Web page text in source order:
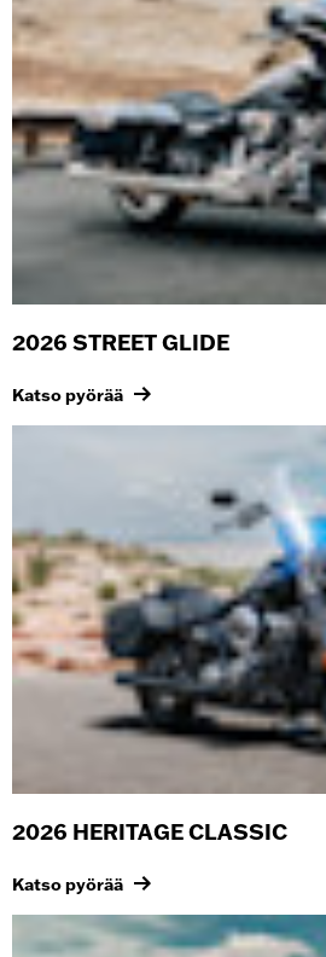
2026 STREET GLIDE
Katso pyörää
2026 HERITAGE CLASSIC
Katso pyörää